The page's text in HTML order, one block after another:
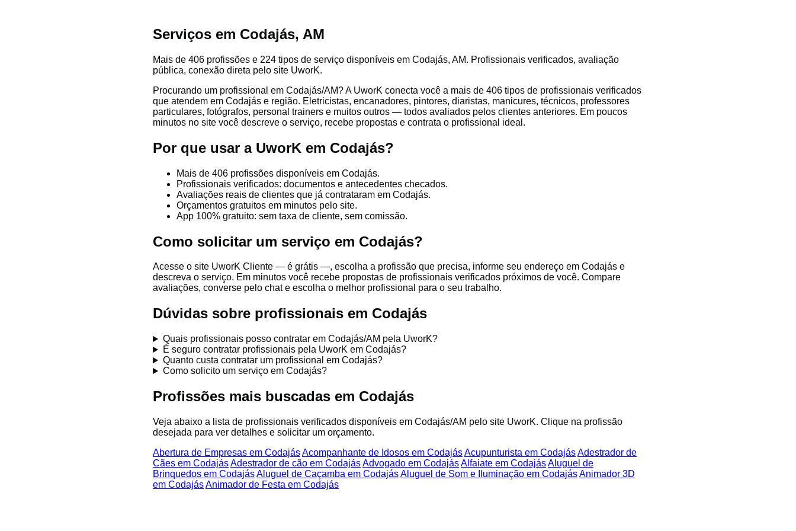
Serviços em Codajás, AM
Mais de 406 profissões e 224 tipos de serviço disponíveis em Codajás, AM. Profissionais verificados, avaliação
pública, conexão direta pelo site UworK.
Procurando um profissional em Codajás/AM? A UworK conecta você a mais de 406 tipos de profissionais verificados
que atendem em Codajás e região. Eletricistas, encanadores, pintores, diaristas, manicures, técnicos, professores
particulares, fotógrafos, personal trainers e muitos outros — todos avaliados pelos clientes anteriores. Em poucos
minutos no site você descreve o serviço, recebe propostas e contrata o profissional ideal.
Por que usar a UworK em Codajás?
Mais de 406 profissões disponíveis em Codajás.
Profissionais verificados: documentos e antecedentes checados.
Avaliações reais de clientes que já contrataram em Codajás.
Orçamentos gratuitos em minutos pelo site.
App 100% gratuito: sem taxa de cliente, sem comissão.
Como solicitar um serviço em Codajás?
Acesse o site UworK Cliente — é grátis —, escolha a profissão que precisa, informe seu endereço em Codajás e
descreva o serviço. Em minutos você recebe propostas de profissionais verificados próximos de você. Compare
avaliações, converse pelo chat e escolha o melhor profissional para o seu trabalho.
Dúvidas sobre profissionais em Codajás
Quais profissionais posso contratar em Codajás/AM pela UworK?
É seguro contratar profissionais pela UworK em Codajás?
Quanto custa contratar um profissional em Codajás?
Como solicito um serviço em Codajás?
Profissões mais buscadas em Codajás
Veja abaixo a lista de profissionais verificados disponíveis em Codajás/AM pelo site UworK. Clique na profissão
desejada para ver detalhes e solicitar um orçamento.
Abertura de Empresas em CodajásAcompanhante de Idosos em CodajásAcupunturista em CodajásAdestrador de
Cães em CodajásAdestrador de cão em CodajásAdvogado em CodajásAlfaiate em CodajásAluguel de
Brinquedos em CodajásAluguel de Caçamba em CodajásAluguel de Som e Iluminação em CodajásAnimador 3D
em CodajásAnimador de Festa em Codajás